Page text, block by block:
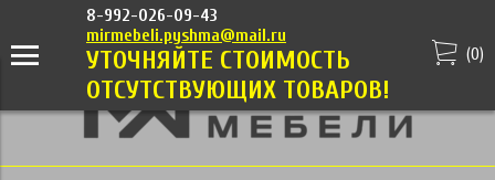
8-992-026-09-43
mirmebeli.pyshma@mail.ru
УТОЧНЯЙТЕ СТОИМОСТЬ
ОТСУТСТВУЮЩИХ ТОВАРОВ!
(0)